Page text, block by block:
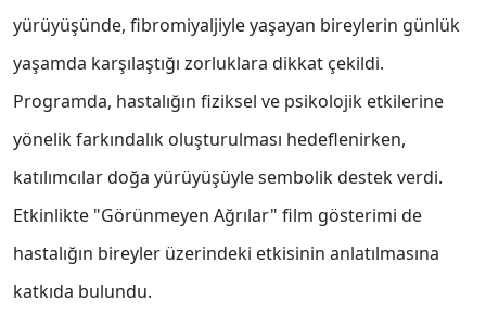
yürüyüşünde, fibromiyaljiyle yaşayan bireylerin günlük
yaşamda karşılaştığı zorluklara dikkat çekildi.
Programda, hastalığın fiziksel ve psikolojik etkilerine
yönelik farkındalık oluşturulması hedeflenirken,
katılımcılar doğa yürüyüşüyle sembolik destek verdi.
Etkinlikte "Görünmeyen Ağrılar" film gösterimi de
hastalığın bireyler üzerindeki etkisinin anlatılmasına
katkıda bulundu.